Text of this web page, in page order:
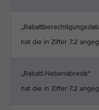
hat die in Ziffer 7.2
„Rabatt-Nebenabrede“
hat die in Ziffer 7.2